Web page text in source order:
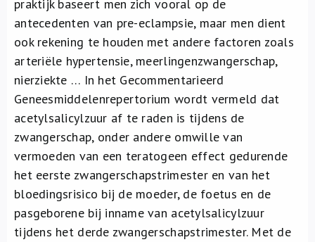
praktijk baseert men zich vooral op de
antecedenten van pre-eclampsie, maar men dient
ook rekening te houden met andere factoren zoals
arteriële hypertensie, meerlingenzwangerschap,
nierziekte … In het Gecommentarieerd
Geneesmiddelenrepertorium wordt vermeld dat
acetylsalicylzuur af te raden is tijdens de
zwangerschap, onder andere omwille van
vermoeden van een teratogeen effect gedurende
het eerste zwangerschapstrimester en van het
bloedingsrisico bij de moeder, de foetus en de
pasgeborene bij inname van acetylsalicylzuur
tijdens het derde zwangerschapstrimester. Met de